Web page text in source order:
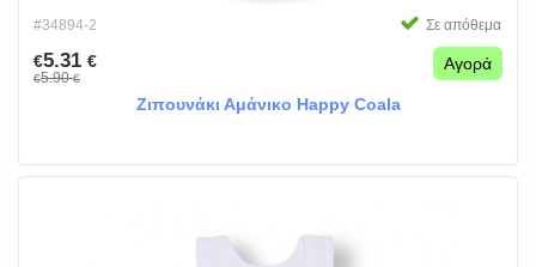
#34894-2 Σε απόθεμα
€5.31 €
€5.90€
Αγορά
Ζιπουνάκι Αμάνικο Happy Coala